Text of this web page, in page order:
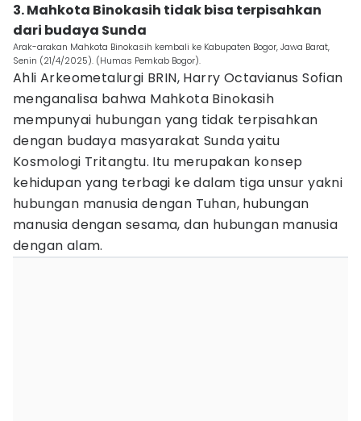
3. Mahkota Binokasih tidak bisa terpisahkan
dari budaya Sunda
Arak-arakan Mahkota Binokasih kembali ke Kabupaten Bogor, Jawa Barat,
Senin (21/4/2025). (Humas Pemkab Bogor).
Ahli Arkeometalurgi BRIN, Harry Octavianus Sofian
menganalisa bahwa Mahkota Binokasih
mempunyai hubungan yang tidak terpisahkan
dengan budaya masyarakat Sunda yaitu
Kosmologi Tritangtu. Itu merupakan konsep
kehidupan yang terbagi ke dalam tiga unsur yakni
hubungan manusia dengan Tuhan, hubungan
manusia dengan sesama, dan hubungan manusia
dengan alam.